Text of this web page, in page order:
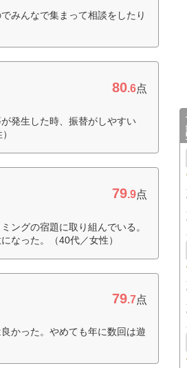
みんなで集まって相談をしたり
80.6点
発生した時、振替がしやすい
79.9点
ングの宿題に取り組んでいる。
なった。（40代／女性）
79.7点
かった。やめても年に数回は遊